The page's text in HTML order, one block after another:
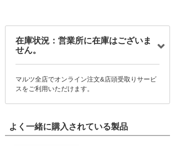
在庫状況：営業所に在庫はございま
せん。
マルツ全店でオンライン注文&店頭受取りサービ
スをご利用いただけます。
よく一緒に購入されている製品